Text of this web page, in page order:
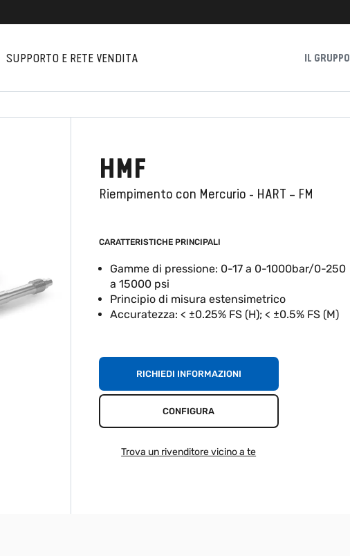
SUPPORTO E RETE VENDITA IL GRUPPO
HMF
Riempimento con Mercurio - HART – FM
CARATTERISTICHE PRINCIPALI
Gamme di pressione: 0-17 a 0-1000bar/0-250
a 15000 psi
Principio di misura estensimetrico
Accuratezza: < ±0.25% FS (H); < ±0.5% FS (M)
RICHIEDI INFORMAZIONI
CONFIGURA
Trova un rivenditore vicino a te